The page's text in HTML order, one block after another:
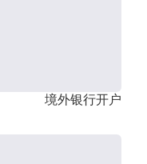
境外银行开户